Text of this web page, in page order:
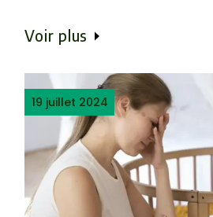
Voir plus
19 juillet 2024